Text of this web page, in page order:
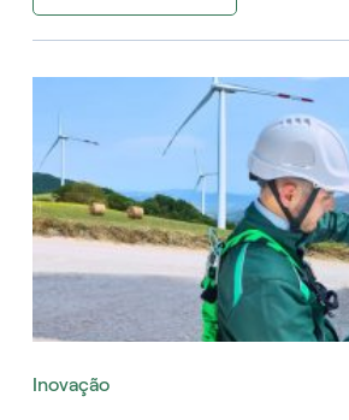
Image that describe the search result
Inovação